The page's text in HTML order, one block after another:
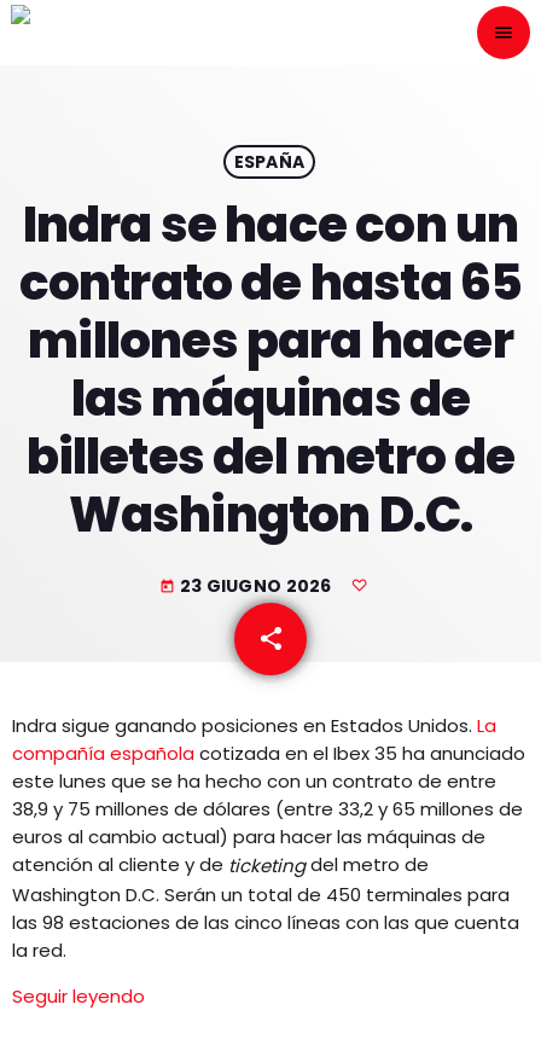
menu
play_arrow
HOME
PROGRAMACION
NUESTRAS FRECUENCIAS
ESPAÑA
Indra se hace con un
contrato de hasta 65
millones para hacer
las máquinas de
billetes del metro de
Washington D.C.
today 23 GIUGNO 2026
share
email
Indra sigue ganando posiciones en Estados Unidos. La
compañía españolacotizada en el Ibex 35 ha anunciado
este lunes que se ha hecho con un contrato de entre
38,9 y 75 millones de dólares (entre 33,2 y 65 millones de
euros al cambio actual) para hacer las máquinas de
atención al cliente y de ticketingdel metro de
Washington D.C. Serán un total de 450 terminales para
las 98 estaciones de las cinco líneas con las que cuenta
la red.
Seguir leyendo